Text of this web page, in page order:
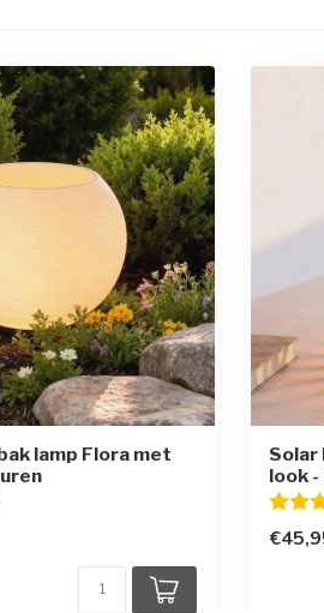
lamp Flora met
Solar
look -